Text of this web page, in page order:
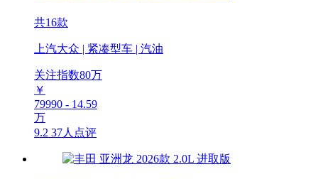
共16款
上汽大众 | 紧凑型车 | 汽油
关注指数80万
￥
79990 - 14.59
万
9.2 37人点评